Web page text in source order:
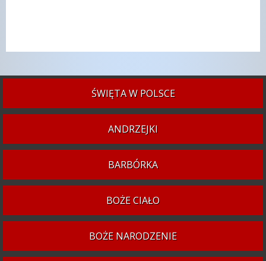
ŚWIĘTA W POLSCE
ANDRZEJKI
BARBÓRKA
BOŻE CIAŁO
BOŻE NARODZENIE